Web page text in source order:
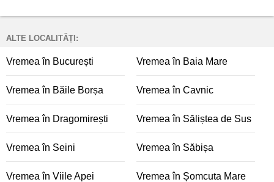
ALTE LOCALITĂȚI:
Vremea în București Vremea în Baia Mare
Vremea în Băile Borșa Vremea în Cavnic
Vremea în Dragomirești Vremea în Săliștea de Sus
Vremea în Seini Vremea în Săbișa
Vremea în Viile Apei Vremea în Șomcuta Mare